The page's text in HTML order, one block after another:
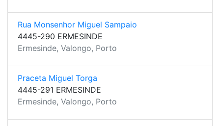
Rua Monsenhor Miguel Sampaio
4445-290 ERMESINDE
Ermesinde, Valongo, Porto
Praceta Miguel Torga
4445-291 ERMESINDE
Ermesinde, Valongo, Porto